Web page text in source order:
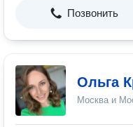
Позвонить
Ольга
Москва и